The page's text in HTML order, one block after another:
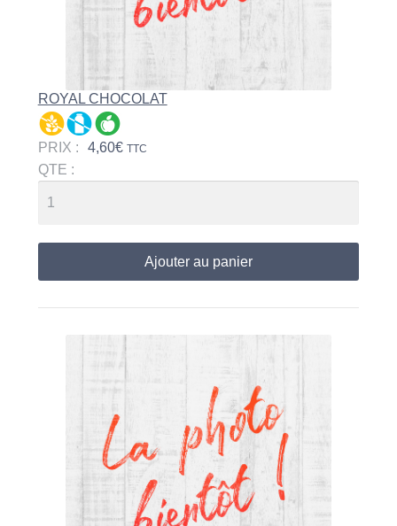
ROYAL CHOCOLAT
PRIX : 4,60€ TTC
QTE :
Ajouter au panier